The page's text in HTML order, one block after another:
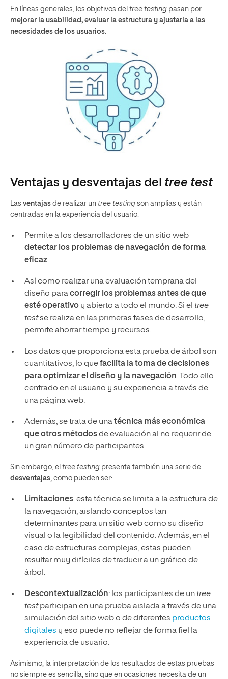
En líneas generales, los objetivos del tree testing pasan por
mejorar la usabilidad, evaluar la estructura y ajustarla a las
necesidades de los usuarios
Ventajas y desventajas del tree test
Las ventajas de realizar un tree testing son amplias y están
centradas en la experiencia del usuario:
Permite a los desarrolladores de un sitio web
detectar los problemas de navegación de forma
eficaz.
Así como realizar una evaluación temprana del
diseño paracorregir los problemas antes de que
esté operativoy abierto a todo el mundo. Si el tree
testse realiza en las primeras fases de desarrollo,
permite ahorrar tiempo y recursos.
Los datos que proporciona esta prueba de árbol son
cuantitativos, lo quefacilita la toma de decisiones
para optimizar el diseño y la navegación. Todo ello
centrado en el usuario y su experiencia a través de
una página web.
Además, se trata de unatécnica más económica
que otros métodosde evaluación al no requerir de
un gran número de participantes.
Sin embargo, el tree testing presenta también una serie de
desventajas, como pueden ser:
Limitaciones: esta técnica se limita a la estructura de
la navegación, aislando conceptos tan
determinantes para un sitio web como su diseño
visual o la legibilidad del contenido. Además, en el
caso de estructuras complejas, estas pueden
resultar muy difíciles de traducir a un gráfico de
árbol.
Descontextualización: los participantes de untree
testparticipan en una prueba aislada a través de una
simulación del sitio web o de diferentes productos
digitales y eso puede no reflejar de forma fiel la
experiencia de usuario.
Asimismo, la interpretación de los resultados de estas pruebas
no siempre es sencilla, sino que en ocasiones necesita de un